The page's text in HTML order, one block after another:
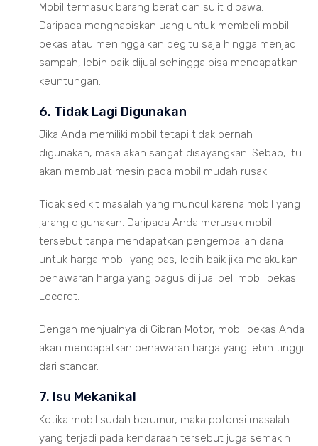
Mobil termasuk barang berat dan sulit dibawa.
Daripada menghabiskan uang untuk membeli mobil
bekas atau meninggalkan begitu saja hingga menjadi
sampah, lebih baik dijual sehingga bisa mendapatkan
keuntungan.
6. Tidak Lagi Digunakan
Jika Anda memiliki mobil tetapi tidak pernah
digunakan, maka akan sangat disayangkan. Sebab, itu
akan membuat mesin pada mobil mudah rusak.
Tidak sedikit masalah yang muncul karena mobil yang
jarang digunakan. Daripada Anda merusak mobil
tersebut tanpa mendapatkan pengembalian dana
untuk harga mobil yang pas, lebih baik jika melakukan
penawaran harga yang bagus di jual beli mobil bekas
Loceret.
Dengan menjualnya di Gibran Motor, mobil bekas Anda
akan mendapatkan penawaran harga yang lebih tinggi
dari standar.
7. Isu Mekanikal
Ketika mobil sudah berumur, maka potensi masalah
yang terjadi pada kendaraan tersebut juga semakin